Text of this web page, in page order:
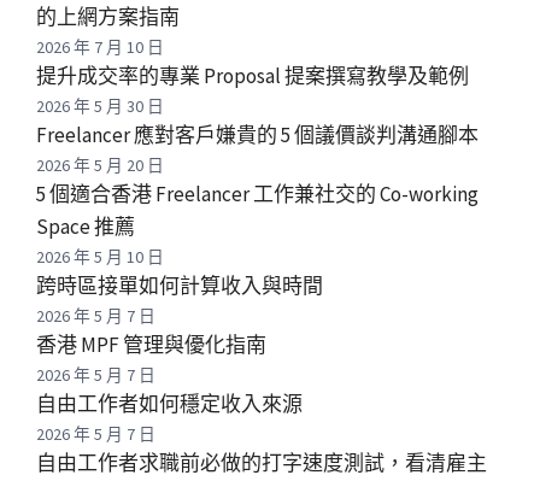
的上網方案指南
2026 年 7 月 10 日
提升成交率的專業 Proposal 提案撰寫教學及範例
2026 年 5 月 30 日
Freelancer 應對客戶嫌貴的 5 個議價談判溝通腳本
2026 年 5 月 20 日
5 個適合香港 Freelancer 工作兼社交的 Co-working
Space 推薦
2026 年 5 月 10 日
跨時區接單如何計算收入與時間
2026 年 5 月 7 日
香港 MPF 管理與優化指南
2026 年 5 月 7 日
自由工作者如何穩定收入來源
2026 年 5 月 7 日
自由工作者求職前必做的打字速度測試，看清雇主